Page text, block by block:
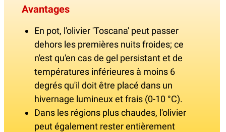
Avantages
En pot, l'olivier 'Toscana' peut passer
dehors les premières nuits froides; ce
n'est qu'en cas de gel persistant et de
températures inférieures à moins 6
degrés qu'il doit être placé dans un
hivernage lumineux et frais (0-10 °C).
Dans les régions plus chaudes, l'olivier
peut également rester entièrement